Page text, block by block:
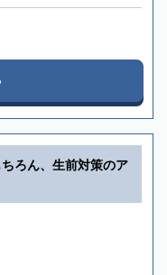
ろん、生前対策のア